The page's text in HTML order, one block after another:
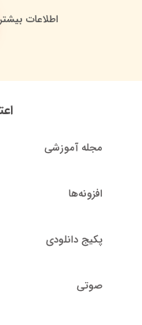
اطلاعات بیشتر
مجله آموزشی
افزونه‌ها
پکیج دانلودی
صوتی